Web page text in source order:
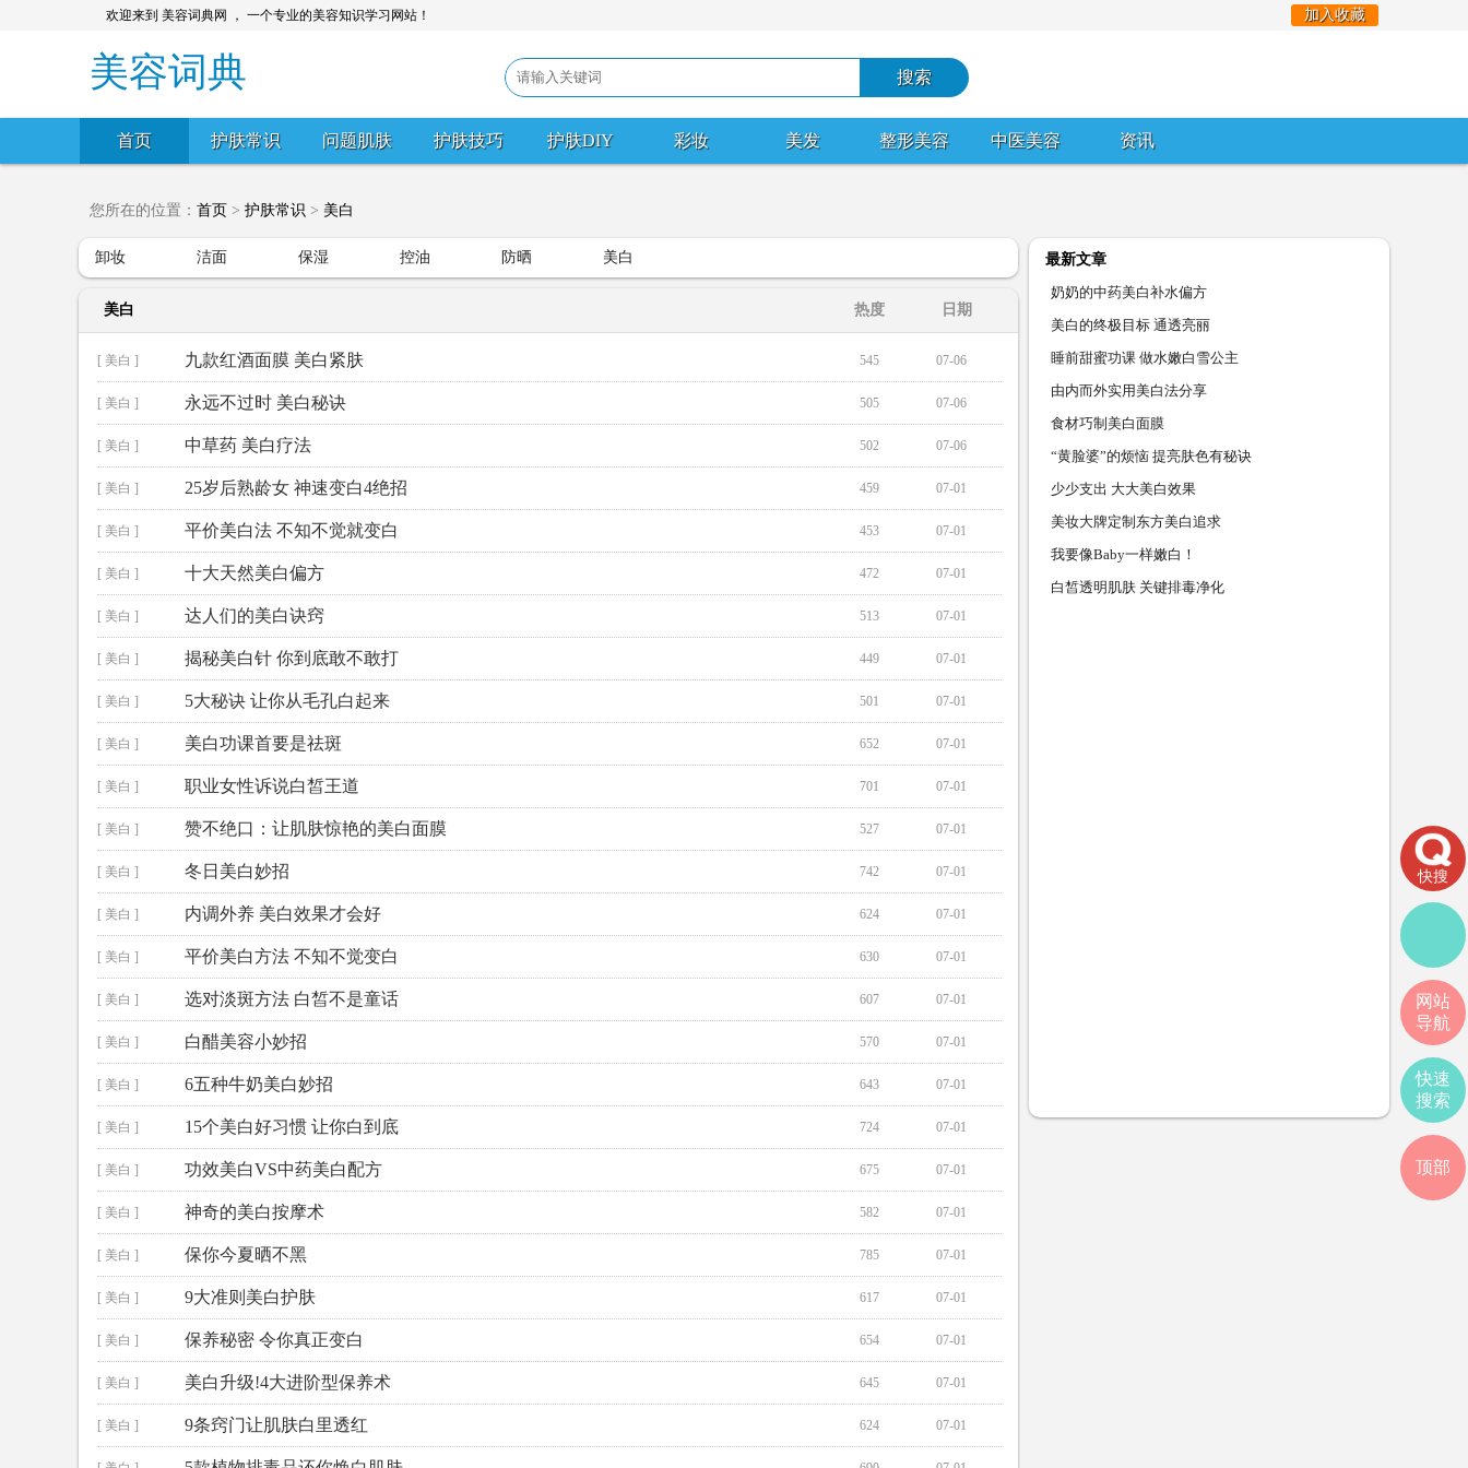
欢迎来到 美容词典网 ， 一个专业的美容知识学习网站！ 加入收藏
美容词典
首页 护肤常识 问题肌肤 护肤技巧 护肤DIY 彩妆 美发 整形美容 中医美容 资讯
您所在的位置： 首页 > 护肤常识 > 美白
卸妆 洁面 保湿 控油 防晒 美白
美白 日期
热度
[ 美白 ] 九款红酒面膜 美白紧肤 07-06
545
[ 美白 ] 永远不过时 美白秘诀 07-06
505
[ 美白 ] 中草药 美白疗法 07-06
502
[ 美白 ] 25岁后熟龄女 神速变白4绝招 07-01
459
[ 美白 ] 平价美白法 不知不觉就变白 07-01
453
[ 美白 ] 十大天然美白偏方 07-01
472
[ 美白 ] 达人们的美白诀窍 07-01
513
[ 美白 ] 揭秘美白针 你到底敢不敢打 07-01
449
[ 美白 ] 5大秘诀 让你从毛孔白起来 07-01
501
[ 美白 ] 美白功课首要是祛斑 07-01
652
[ 美白 ] 职业女性诉说白皙王道 07-01
701
[ 美白 ] 赞不绝口：让肌肤惊艳的美白面膜 07-01
527
[ 美白 ] 冬日美白妙招 07-01
742
[ 美白 ] 内调外养 美白效果才会好 07-01
624
[ 美白 ] 平价美白方法 不知不觉变白 07-01
630
[ 美白 ] 选对淡斑方法 白皙不是童话 07-01
607
[ 美白 ] 白醋美容小妙招 07-01
570
[ 美白 ] 6五种牛奶美白妙招 07-01
643
[ 美白 ] 15个美白好习惯 让你白到底 07-01
724
[ 美白 ] 功效美白VS中药美白配方 07-01
675
[ 美白 ] 神奇的美白按摩术 07-01
582
[ 美白 ] 保你今夏晒不黑 07-01
785
[ 美白 ] 9大准则美白护肤 07-01
617
[ 美白 ] 保养秘密 令你真正变白 07-01
654
[ 美白 ] 美白升级!4大进阶型保养术 07-01
645
[ 美白 ] 9条窍门让肌肤白里透红 07-01
624
最新文章
奶奶的中药美白补水偏方
美白的终极目标 通透亮丽
睡前甜蜜功课 做水嫩白雪公主
由内而外实用美白法分享
食材巧制美白面膜
“黄脸婆”的烦恼 提亮肤色有秘诀
少少支出 大大美白效果
美妆大牌定制东方美白追求
我要像Baby一样嫩白！
白皙透明肌肤 关键排毒净化
快搜
网站
导航
快速
搜索
顶部